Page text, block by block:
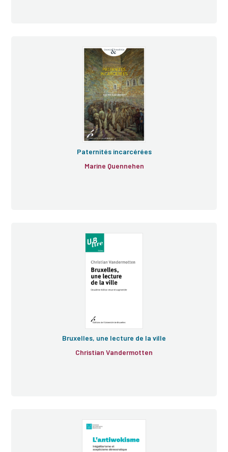
Paternités incarcérées
Marine Quennehen
Bruxelles, une lecture de la ville
Christian Vandermotten